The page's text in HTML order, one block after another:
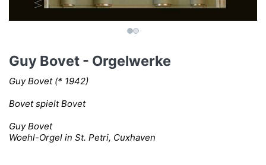
Guy Bovet - Orgelwerke
Guy Bovet (* 1942)
Bovet spielt Bovet
Guy Bovet
Woehl-Orgel in St. Petri, Cuxhaven